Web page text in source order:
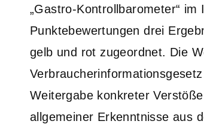
„Gastro-Kontrollbarometer“
Punktebewertungen drei
gelb und rot zugeordnet. Die
Weitergabe konkreter
allgemeiner Erkenntnisse aus